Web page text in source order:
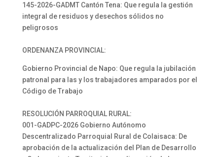
145-2026-GADMT Cantón Tena: Que regula la gestión
integral de residuos y desechos sólidos no
peligrosos
ORDENANZA PROVINCIAL:
Gobierno Provincial de Napo: Que regula la jubilación
patronal para las y los trabajadores amparados por el
Código de Trabajo
RESOLUCIÓN PARROQUIAL RURAL:
001-GADPC-2026 Gobierno Autónomo
Descentralizado Parroquial Rural de Colaisaca: De
aprobación de la actualización del Plan de Desarrollo